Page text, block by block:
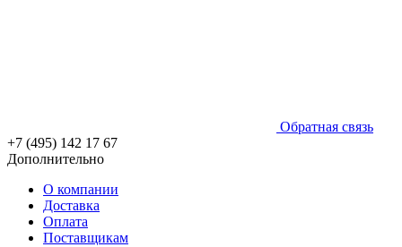
Обратная связь
+7 (495) 142 17 67
Дополнительно
О компании
Доставка
Оплата
Поставщикам